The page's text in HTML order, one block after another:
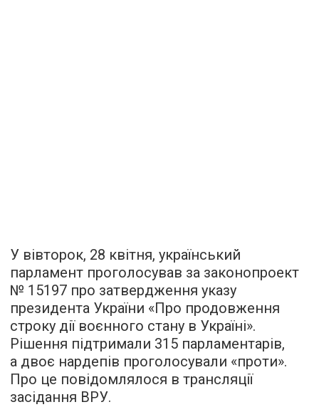
У вівторок, 28 квітня, український
парламент проголосував за законопроект
№ 15197 про затвердження указу
президента України «Про продовження
строку дії воєнного стану в Україні».
Рішення підтримали 315 парламентарів,
а двоє нардепів проголосували «проти».
Про це повідомлялося в трансляції
засідання ВРУ.